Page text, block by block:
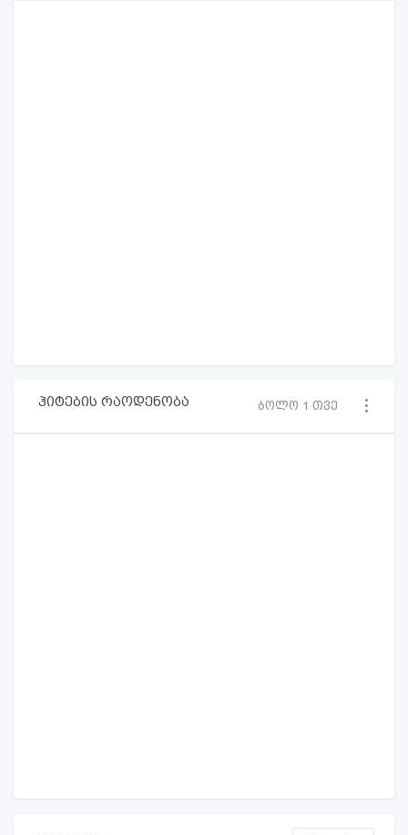
ჰიტების რაოდენობა ბოლო 1 თვე